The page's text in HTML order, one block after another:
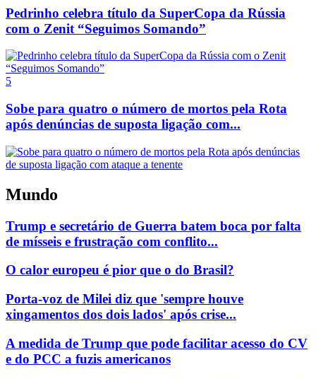
Pedrinho celebra título da SuperCopa da Rússia
com o Zenit “Seguimos Somando”
5
Sobe para quatro o número de mortos pela Rota
após denúncias de suposta ligação com...
Mundo
Trump e secretário de Guerra batem boca por falta
de mísseis e frustração com conflito...
O calor europeu é pior que o do Brasil?
Porta-voz de Milei diz que 'sempre houve
xingamentos dos dois lados' após crise...
A medida de Trump que pode facilitar acesso do CV
e do PCC a fuzis americanos